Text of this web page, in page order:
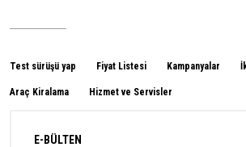
Test sürüşü yap Fiyat Listesi Kampanyalar
Araç Kiralama Hizmet ve Servisler
E-BÜLTEN